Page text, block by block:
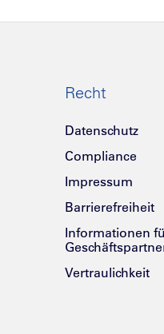
Recht
Datenschutz
Compliance
Impressum
Barrierefreiheit
Informationen
Vertraulichkeit